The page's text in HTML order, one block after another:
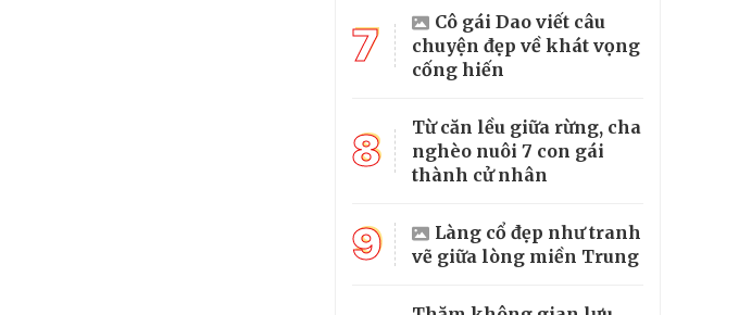
7
Cô gái Dao viết câu
chuyện đẹp về khát vọng
cống hiến
8
Từ căn lều giữa rừng, cha
nghèo nuôi 7 con gái
thành cử nhân
9
Làng cổ đẹp như tranh
vẽ giữa lòng miền Trung